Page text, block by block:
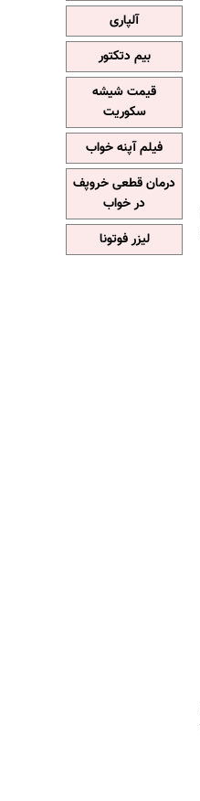
آلپاری
بیم دتکتور
قیمت شیشه
سکوریت
فیلم آپنه خواب
درمان قطعی خروپف
در خواب
لیزر فوتونا